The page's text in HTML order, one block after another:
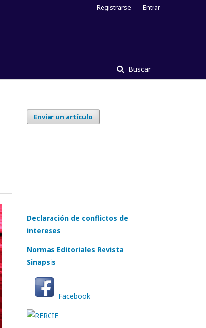
Buscar
Registrarse Entrar
Enviar un artículo
Declaración de conflictos de
intereses
Normas Editoriales Revista
Sinapsis
Facebook